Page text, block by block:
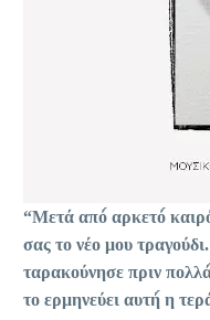
“Μετά από́ αρκετό́
σας το νέο μου
ταρακούνησε πριν
το ερμηνεύει αυτή́ η